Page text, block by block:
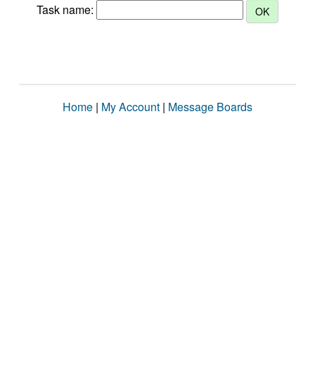
Task name:
Home | My Account | Message Boards